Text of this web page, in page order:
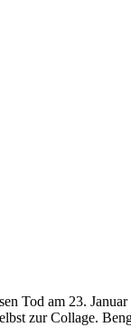
Tod am 23.
zur Collage.